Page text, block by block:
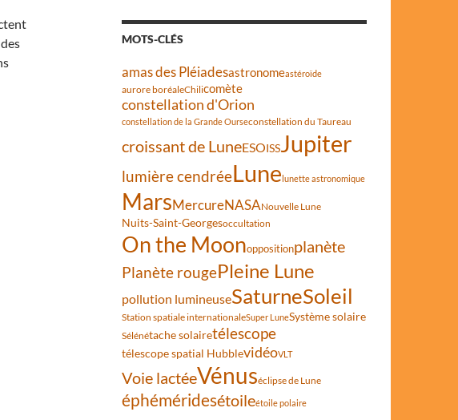
MOTS-CLÉS
amas des Pléiadesastronomeastéroïde
aurore boréaleChilicomète
constellation d'Orion
constellation de la Grande Ourseconstellation du Taureau
croissant de LuneESOISSJupiter
lumière cendréeLunelunette astronomique
MarsMercureNASANouvelle Lune
Nuits-Saint-Georgesoccultation
On the Moonoppositionplanète
Planète rougePleine Lune
pollution lumineuseSaturneSoleil
Station spatiale internationaleSuper LuneSystème solaire
Sélénétache solairetélescope
télescope spatial HubblevidéoVLT
Voie lactéeVénuséclipse de Lune
éphéméridesétoileétoile polaire